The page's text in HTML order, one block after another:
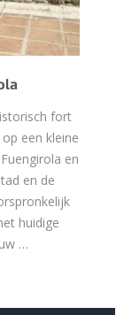
fort
een kleine
en
en de
huidige
…